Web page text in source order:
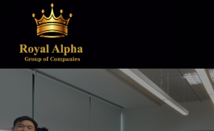
ROYAL ALPHA
Home
About Us
ABOUT US
Royal Alpha
Three Shadows
SERVICES
Logistics & Supply Chain
Petroleum Sector
COMMUNITY
Articles
CSR
ROYAL ALPHA
English
မြန်မာစာ